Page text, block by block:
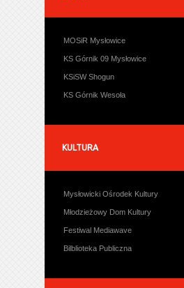
MOSiR Mysłowice
KS Górnik 09 Mysłowice
KSiSW Shogun
KS Górnik Wesoła
KULTURA
Mysłowicki Ośrodek Kultury
Młodzieżowy Dom Kultury
Festiwal Mediawave
Bilblioteka Publiczna